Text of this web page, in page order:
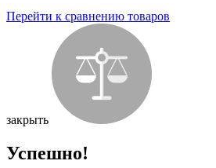
Перейти к сравнению товаров
закрыть
Успешно!